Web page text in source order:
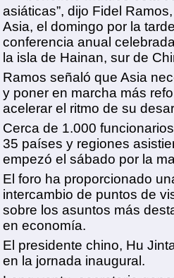
asiáticas”, dijo Fidel
Asia, el domingo por la
conferencia anual
la isla de Hainan, sur de
Ramos señaló que Asia
y poner en marcha más
acelerar el ritmo de su
Cerca de 1.000
35 países y regiones
empezó el sábado por la
El foro ha proporcionado
intercambio de puntos de
sobre los asuntos más
en economía.
El presidente chino, Hu
en la jornada inaugural.